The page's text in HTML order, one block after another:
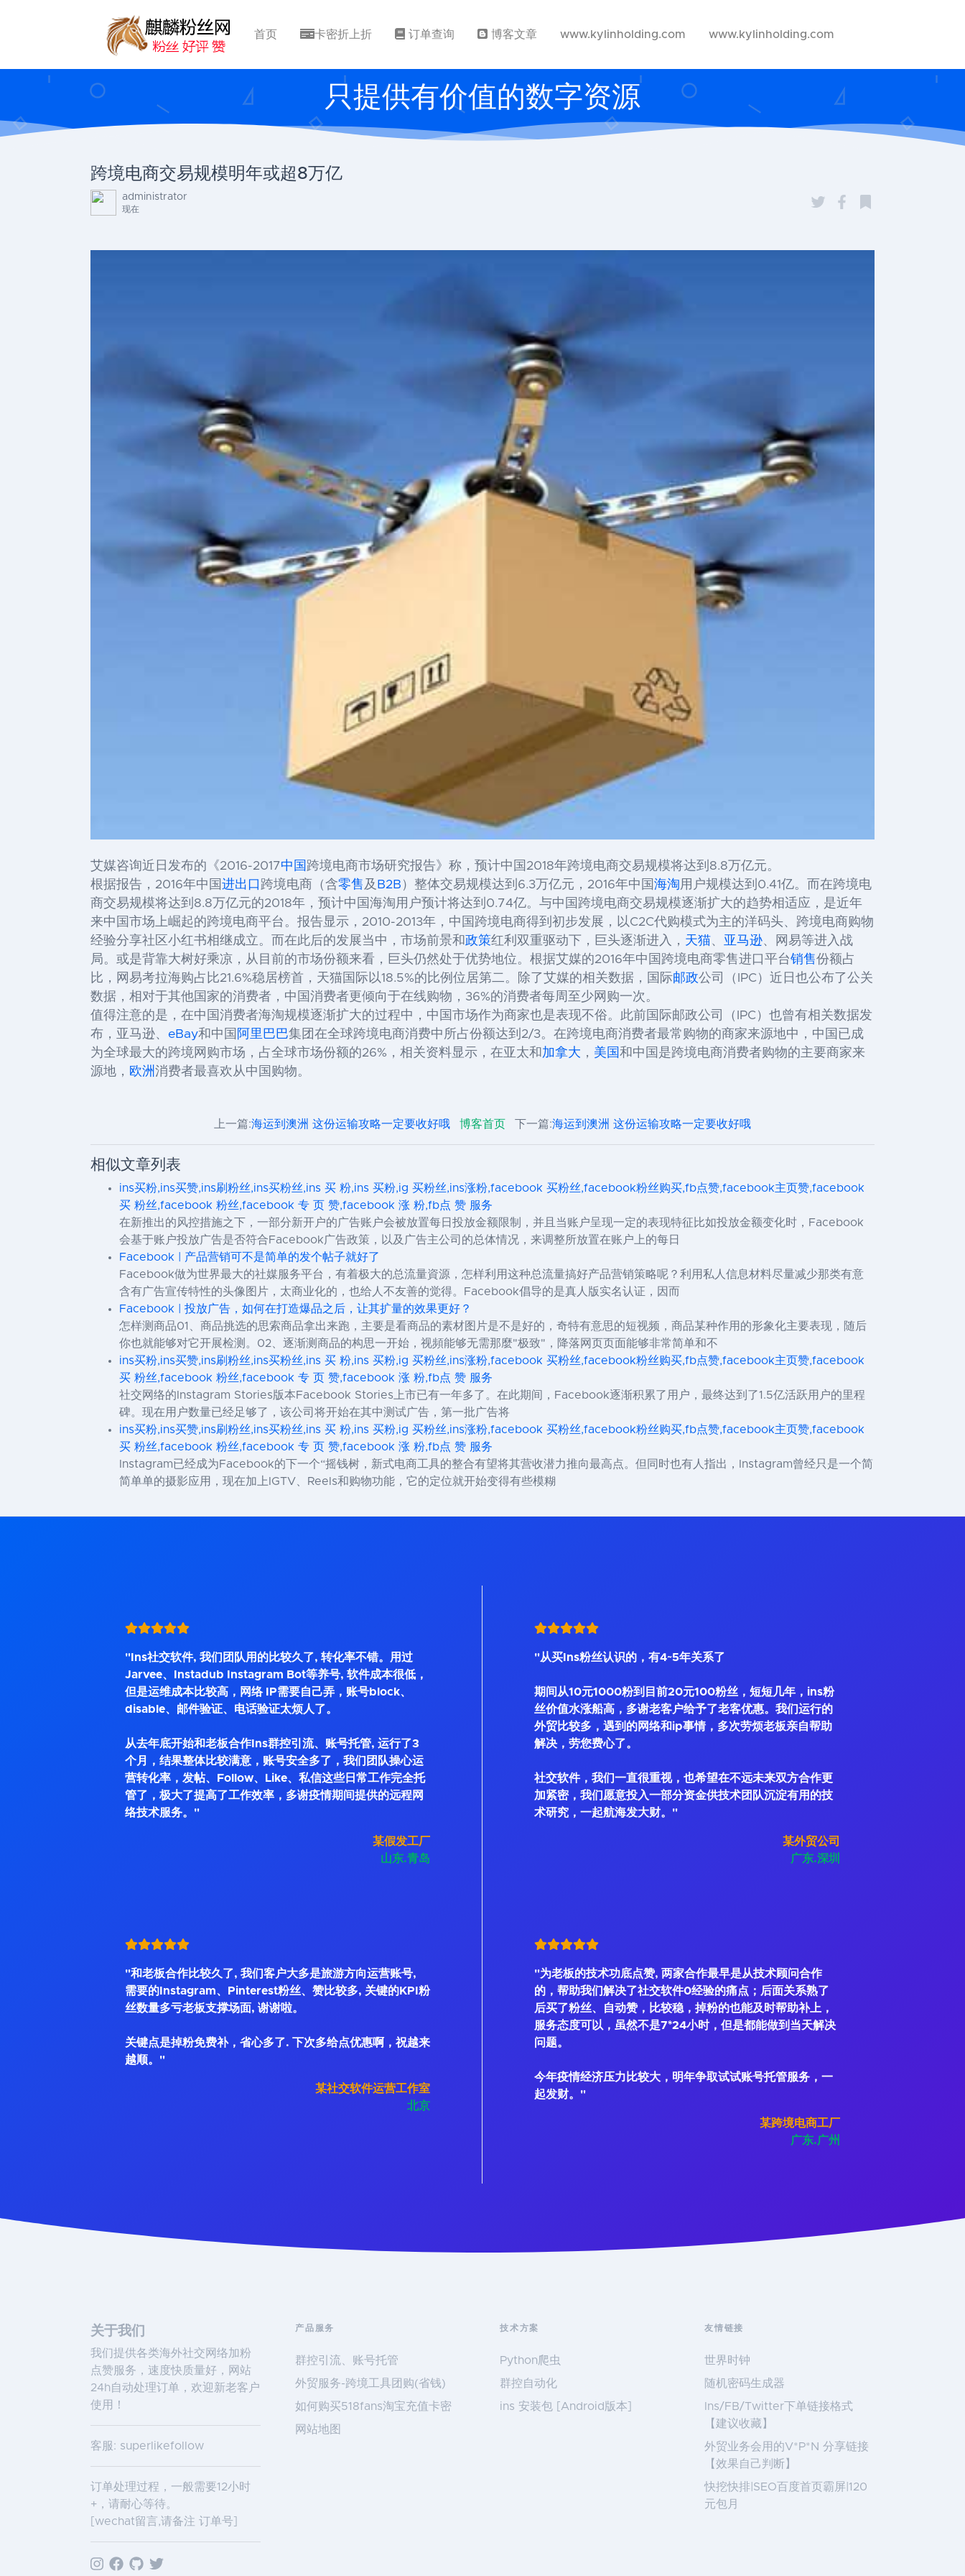
首页 卡密折上折 订单查询 博客文章 www.kylinholding.com www.kylinholding.com
只提供有价值的数字资源
跨境电商交易规模明年或超8万亿
administrator
现在
艾媒咨询近日发布的《2016-2017中国 跨境电商市场研究报告》称，预计中国2018年跨境电商交易规模将达到8.8万亿元。
根据报告，2016年中国进出口 跨境电商（含零售及 B2B ）整体交易规模达到6.3万亿元，2016年中国海淘 用户规模达到0.41亿。而在跨境电
商交易规模将达到8.8万亿元的2018年，预计中国海淘用户预计将达到0.74亿。与中国跨境电商交易规模逐渐扩大的趋势相适应，是近年
来中国市场上崛起的跨境电商平台。报告显示，2010-2013年，中国跨境电商得到初步发展，以C2C代购模式为主的洋码头、跨境电商购物
经验分享社区小红书相继成立。而在此后的发展当中，市场前景和 政策红利双重驱动下，巨头逐渐进入， 天猫、 亚马逊、网易等进入战
局。或是背靠大树好乘凉，从目前的市场份额来看，巨头仍然处于优势地位。根据艾媒的2016年中国跨境电商零售进口平台销售份额占
比，网易考拉海购占比21.6%稳居榜首，天猫国际以18.5%的比例位居第二。除了艾媒的相关数据，国际邮政公司（IPC）近日也公布了公关
数据，相对于其他国家的消费者，中国消费者更倾向于在线购物，36%的消费者每周至少网购一次。
值得注意的是，在中国消费者海淘规模逐渐扩大的过程中，中国市场作为商家也是表现不俗。此前国际邮政公司（IPC）也曾有相关数据发
布，亚马逊、 eBay和中国 阿里巴巴集团在全球跨境电商消费中所占份额达到2/3。在跨境电商消费者最常购物的商家来源地中，中国已成
为全球最大的跨境网购市场，占全球市场份额的26%，相关资料显示，在亚太和 加拿大 ， 美国和中国是跨境电商消费者购物的主要商家来
源地， 欧洲消费者最喜欢从中国购物。
上一篇:海运到澳洲 这份运输攻略一定要收好哦 博客首页 下一篇:海运到澳洲 这份运输攻略一定要收好哦
相似文章列表
ins买粉,ins买赞,ins刷粉丝,ins买粉丝,ins 买 粉,ins 买粉,ig 买粉丝,ins涨粉,facebook 买粉丝,facebook粉丝购买,fb点赞,facebook主页赞,facebook
买 粉丝,facebook 粉丝,facebook 专 页 赞,facebook 涨 粉,fb点 赞 服务
在新推出的风控措施之下，一部分新开户的广告账户会被放置每日投放金额限制，并且当账户呈现一定的表现特征比如投放金额变化时，Facebook
会基于账户投放广告是否符合Facebook广告政策，以及广告主公司的总体情况，来调整所放置在账户上的每日
Facebook | 产品营销可不是简单的发个帖子就好了
Facebook做为世界最大的社媒服务平台，有着极大的总流量資源，怎样利用这种总流量搞好产品营销策略呢？利用私人信息材料尽量减少那类有意
含有广告宣传特性的头像图片，太商业化的，也给人不友善的觉得。Facebook倡导的是真人版实名认证，因而
Facebook | 投放广告，如何在打造爆品之后，让其扩量的效果更好？
怎样测商品01、商品挑选的思索商品拿出来跑，主要是看商品的素材图片是不是好的，奇特有意思的短视频，商品某种作用的形象化主要表现，随后
你也就能够对它开展检测。02、逐渐测商品的构思一开始，视頻能够无需那麼"极致"，降落网页页面能够非常简单和不
ins买粉,ins买赞,ins刷粉丝,ins买粉丝,ins 买 粉,ins 买粉,ig 买粉丝,ins涨粉,facebook 买粉丝,facebook粉丝购买,fb点赞,facebook主页赞,facebook
买 粉丝,facebook 粉丝,facebook 专 页 赞,facebook 涨 粉,fb点 赞 服务
社交网络的Instagram Stories版本Facebook Stories上市已有一年多了。在此期间，Facebook逐渐积累了用户，最终达到了1.5亿活跃用户的里程
碑。现在用户数量已经足够了，该公司将开始在其中测试广告，第一批广告将
ins买粉,ins买赞,ins刷粉丝,ins买粉丝,ins 买 粉,ins 买粉,ig 买粉丝,ins涨粉,facebook 买粉丝,facebook粉丝购买,fb点赞,facebook主页赞,facebook
买 粉丝,facebook 粉丝,facebook 专 页 赞,facebook 涨 粉,fb点 赞 服务
Instagram已经成为Facebook的下一个“摇钱树，新式电商工具的整合有望将其营收潜力推向最高点。但同时也有人指出，Instagram曾经只是一个简
简单单的摄影应用，现在加上IGTV、Reels和购物功能，它的定位就开始变得有些模糊
"Ins社交软件, 我们团队用的比较久了, 转化率不错。用过
Jarvee、Instadub Instagram Bot等养号, 软件成本很低，
但是运维成本比较高，网络 IP需要自己弄，账号block、
disable、邮件验证、电话验证太烦人了。
从去年底开始和老板合作Ins群控引流、账号托管, 运行了3
个月，结果整体比较满意，账号安全多了，我们团队操心运
营转化率，发帖、Follow、Like、私信这些日常工作完全托
管了，极大了提高了工作效率，多谢疫情期间提供的远程网
络技术服务。"
某假发工厂
山东.青岛
"从买Ins粉丝认识的，有4~5年关系了
期间从10元1000粉到目前20元100粉丝，短短几年，ins粉
丝价值水涨船高，多谢老客户给予了老客优惠。我们运行的
外贸比较多，遇到的网络和ip事情，多次劳烦老板亲自帮助
解决，劳您费心了。
社交软件，我们一直很重视，也希望在不远未来双方合作更
加紧密，我们愿意投入一部分资金供技术团队沉淀有用的技
术研究，一起航海发大财。"
某外贸公司
广东.深圳
"和老板合作比较久了, 我们客户大多是旅游方向运营账号,
需要的Instagram、Pinterest粉丝、赞比较多, 关键的KPI粉
丝数量多亏老板支撑场面, 谢谢啦。
关键点是掉粉免费补，省心多了. 下次多给点优惠啊，祝越来
越顺。"
某社交软件运营工作室
北京
"为老板的技术功底点赞, 两家合作最早是从技术顾问合作
的，帮助我们解决了社交软件0经验的痛点；后面关系熟了
后买了粉丝、自动赞，比较稳，掉粉的也能及时帮助补上，
服务态度可以，虽然不是7*24小时，但是都能做到当天解决
问题。
今年疫情经济压力比较大，明年争取试试账号托管服务，一
起发财。"
某跨境电商工厂
广东.广州
关于我们
我们提供各类海外社交网络加粉
点赞服务，速度快质量好，网站
24h自动处理订单，欢迎新老客户
使用！
客服: superlikefollow
订单处理过程，一般需要12小时
+，请耐心等待。
[wechat留言,请备注 订单号]
产品服务
群控引流、账号托管
外贸服务-跨境工具团购(省钱)
如何购买518fans淘宝充值卡密
网站地图
技术方案
Python爬虫
群控自动化
ins 安装包 [Android版本]
友情链接
世界时钟
随机密码生成器
Ins/FB/Twitter下单链接格式
【建议收藏】
外贸业务会用的V*P*N 分享链接
【效果自己判断】
快挖快排|SEO百度首页霸屏|120
元包月